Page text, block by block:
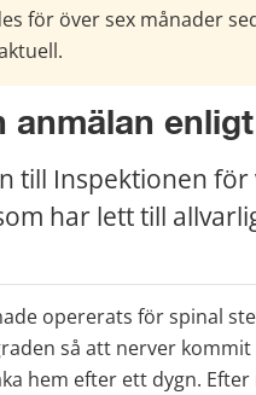
för över sex månader
anmälan
till Inspektionen för
har lett till
opererats för spinal
så att nerver kommit
hem efter ett dygn.